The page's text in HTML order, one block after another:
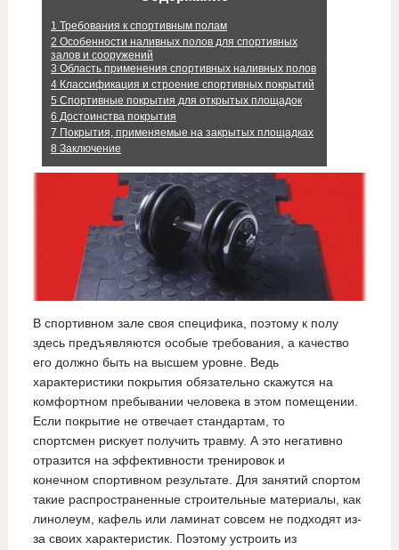
1 Требования к спортивным полам
2 Особенности наливных полов для спортивных
залов и сооружений
3 Область применения спортивных наливных полов
4Классификация и строение спортивных покрытий
5 Спортивные покрытия для открытых площадок
6 Достоинства покрытия
7 Покрытия, применяемые на закрытых площадках
8 Заключение
В спортивном зале своя специфика, поэтому к полу
здесь предъявляются особые требования, а качество
его должно быть на высшем уровне. Ведь
характеристики покрытия обязательно скажутся на
комфортном пребывании человека в этом помещении.
Если покрытие не отвечает стандартам, то
спортсмен рискует получить травму. А это негативно
отразится на эффективности тренировок и
конечном спортивном результате. Для занятий спортом
такие распространенные строительные материалы, как
линолеум, кафель или ламинат совсем не подходят из-
за своих характеристик. Поэтому устроить из